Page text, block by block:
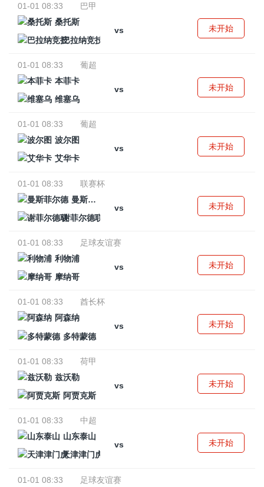
01-01 08:33
巴甲
桑托斯
vs
巴拉纳竞技
未开始
01-01 08:33
葡超
本菲卡
vs
维塞乌
未开始
01-01 08:33
葡超
波尔图
vs
艾华卡
未开始
01-01 08:33
联赛杯
曼斯菲尔德
vs
谢菲尔德联
未开始
01-01 08:33
足球友谊赛
利物浦
vs
摩纳哥
未开始
01-01 08:33
酋长杯
阿森纳
vs
多特蒙德
未开始
01-01 08:33
荷甲
兹沃勒
vs
阿贾克斯
未开始
01-01 08:33
中超
山东泰山
vs
天津津门虎
未开始
01-01 08:33
足球友谊赛